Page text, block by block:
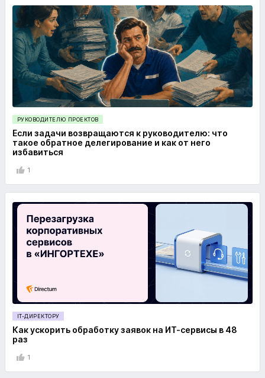
РУКОВОДИТЕЛЮ ПРОЕКТОВ
Если задачи возвращаются к руководителю: что
такое обратное делегирование и как от него
избавиться
1
IT-ДИРЕКТОРУ
Как ускорить обработку заявок на ИТ-сервисы в 48
раз
1